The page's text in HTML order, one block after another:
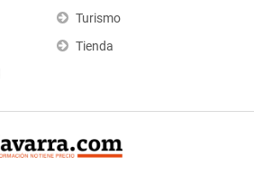
Turismo
Tienda